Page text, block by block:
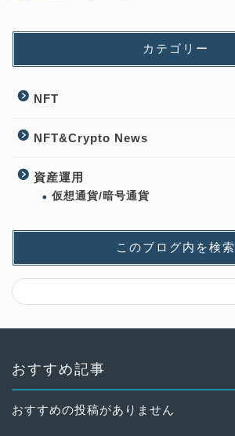
カテゴリー
NFT
NFT&Crypto News
資産運用
仮想通貨/暗号通貨
このブログ内を検索
おすすめ記事
おすすめの投稿がありません